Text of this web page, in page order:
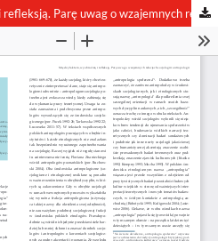
Między faktem, wyobraźnią i refleksją. Parę uwag o wzajemnych relacjach socjologii i antropologii